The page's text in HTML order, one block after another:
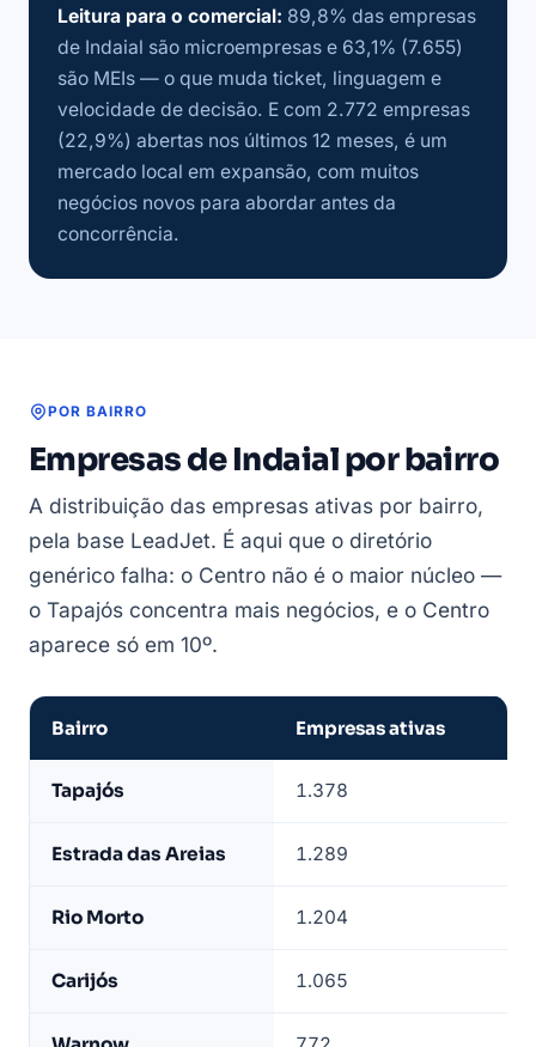
Leitura para o comercial: 89,8% das empresas
de Indaial são microempresas e 63,1% (7.655)
são MEIs — o que muda ticket, linguagem e
velocidade de decisão. E com 2.772 empresas
(22,9%) abertas nos últimos 12 meses, é um
mercado local em expansão, com muitos
negócios novos para abordar antes da
concorrência.
POR BAIRRO
Empresas de Indaial por bairro
A distribuição das empresas ativas por bairro,
pela base LeadJet. É aqui que o diretório
genérico falha: o Centro não é o maior núcleo —
o Tapajós concentra mais negócios, e o Centro
aparece só em 10º.
por
LeadJet
Bairro Empresas ativas
Tapajós 1.378
Estrada das Areias 1.289
Rio Morto 1.204
Carijós 1.065